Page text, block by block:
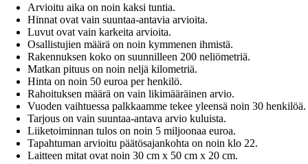
Arvioitu aika on noin kaksi tuntia.
Hinnat ovat vain suuntaa-antavia arvioita.
Luvut ovat vain karkeita arvioita.
Osallistujien määrä on noin kymmenen ihmistä.
Rakennuksen koko on suunnilleen 200 neliömetriä.
Matkan pituus on noin neljä kilometriä.
Hinta on noin 50 euroa per henkilö.
Rahoituksen määrä on vain likimääräinen arvio.
Vuoden vaihtuessa palkkaamme tekee yleensä noin 30 henkilöä.
Tarjous on vain suuntaa-antava arvio kuluista.
Liiketoiminnan tulos on noin 5 miljoonaa euroa.
Tapahtuman arvioitu päätösajankohta on noin klo 22.
Laitteen mitat ovat noin 30 cm x 50 cm x 20 cm.